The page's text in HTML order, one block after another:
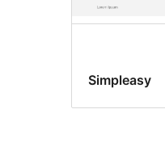
Simpleasy